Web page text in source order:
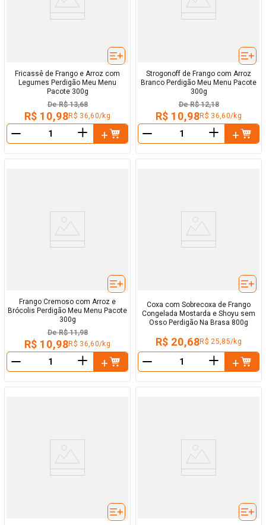
Fricassê de Frango e Arroz com
Legumes Perdigão Meu Menu
Pacote 300g
De R$ 13,68
R$ 10,98R$ 36,60/kg
＋
Strogonoff de Frango com Arroz
Branco Perdigão Meu Menu Pacote
300g
De R$ 12,18
R$ 10,98R$ 36,60/kg
＋
Frango Cremoso com Arroz e
Brócolis Perdigão Meu Menu Pacote
300g
De R$ 11,98
R$ 10,98R$ 36,60/kg
＋
Coxa com Sobrecoxa de Frango
Congelada Mostarda e Shoyu sem
Osso Perdigão Na Brasa 800g
R$ 20,68R$ 25,85/kg
＋